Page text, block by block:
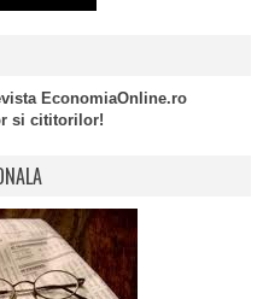
EconomiaOnline.ro
si cititorilor!